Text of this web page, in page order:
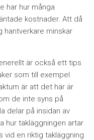
har hur många
kostnader. Att då
hantverkare minskar
är också ett tips
som till exempel
är att det här är
de inte syns på
delar på insidan av
hur takläggningen artar
vid en riktig takläggning